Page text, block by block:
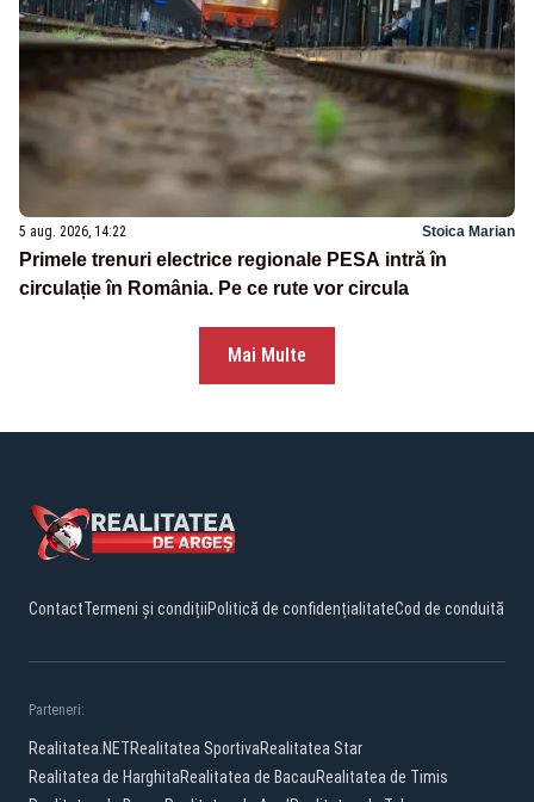
5 aug. 2026, 14:22 Stoica Marian
Primele trenuri electrice regionale PESA intră în
circulație în România. Pe ce rute vor circula
Mai Multe
ContactTermeni și condițiiPolitică de confidențialitateCod de conduită
Parteneri:
Realitatea.NETRealitatea SportivaRealitatea Star
Realitatea de HarghitaRealitatea de BacauRealitatea de Timis